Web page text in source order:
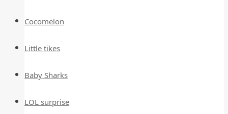
Cocomelon
Little tikes
Baby Sharks
LOL surprise